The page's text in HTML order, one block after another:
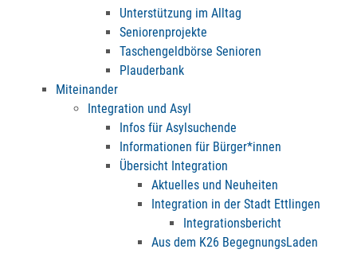
Unterstützung im Alltag
Seniorenprojekte
Taschengeldbörse Senioren
Plauderbank
Miteinander
Integration und Asyl
Infos für Asylsuchende
Informationen für Bürger*innen
Übersicht Integration
Aktuelles und Neuheiten
Integration in der Stadt Ettlingen
Integrationsbericht
Aus dem K26 BegegnungsLaden